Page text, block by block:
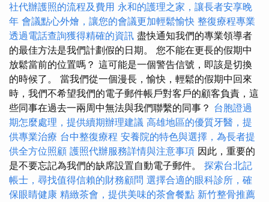
社代辦護照的流程及費用 永和的護理之家，讓長者安享晚
年 會議點心外燴，讓您的會議更加輕鬆愉快 整復療程專業
透過電話查詢獲得精確的資訊 盡快通知我們的專業領導者
的最佳方法是我們計劃假的日期。 您不能在更長的假期中
放鬆當前的位置嗎？ 這可能是一個警告信號，即該是切換
的時候了。 當我們從一個漫長，愉快，輕鬆的假期中回來
時，我們不希望我們的電子郵件帳戶對客戶的顧客負責，這
些同事在過去一兩周中無法與我們聯繫的同事？ 台胞證過
期怎麼處理，提供續期辦理建議 高雄地區的優質牙醫，提
供專業治療 台中整復療程 安養院的特色與選擇，為長者提
供全方位照顧 護照代辦服務詳情與注意事項 因此，重要的
是不要忘記為我們的缺席設置自動電子郵件。 探索台北記
帳士，尋找值得信賴的財務顧問 選擇合適的眼科診所，確
保眼睛健康 精緻茶會，提供美味的茶會餐點 新竹整骨推薦